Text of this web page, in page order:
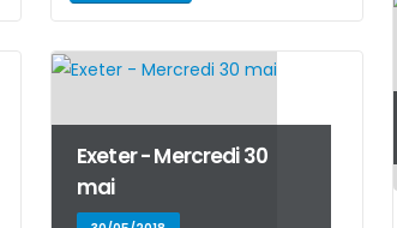
Exeter - Mercredi 30
mai